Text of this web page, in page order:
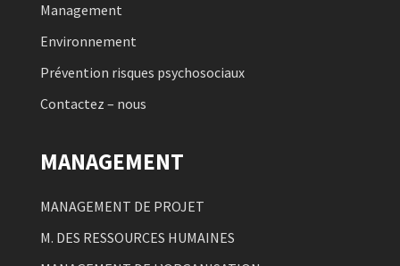
Management
Environnement
Prévention risques psychosociaux
Contactez – nous
MANAGEMENT
MANAGEMENT DE PROJET
M. DES RESSOURCES HUMAINES